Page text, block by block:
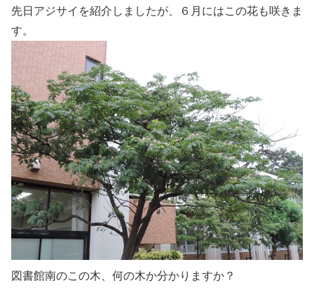
先日アジサイを紹介しましたが、６月にはこの花も咲きま
す。
図書館南のこの木、何の木か分かりますか？